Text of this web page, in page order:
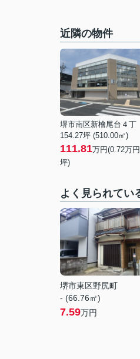
近隣の物件
堺市南区新檜尾台４丁
154.27坪 (510.00㎡)
111.81万円(0.72万
坪)
よく見られてい
堺市東区野尻町
- (66.76㎡)
7.59万円